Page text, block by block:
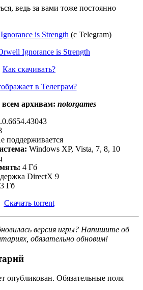
ведь за вами тоже постоянно
is Strength (c Telegram)
Ignorance is Strength
Как скачивать?
в Телеграм?
архивам: notorgames
поддерживается
Windows XP, Vista, 7, 8, 10
4 Гб
DirectX 9
3 Гб
Скачать torrent
версия игры? Напишите об
обязательно обновим!
опубликован. Обязательные поля